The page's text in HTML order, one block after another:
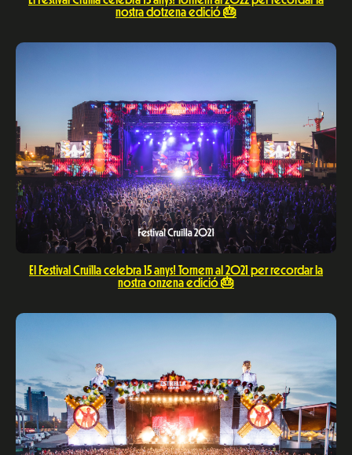
nostra dotzena edició 🎂
El Festival Cruïlla celebra 15 anys! Tornem al 2021 per recordar la
nostra onzena edició 🎂